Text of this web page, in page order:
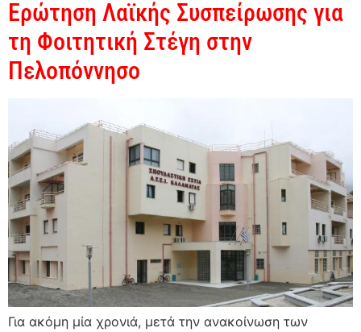
Ερώτηση Λαϊκής Συσπείρωσης για
τη Φοιτητική Στέγη στην
Πελοπόννησο
Για ακόμη μία χρονιά, μετά την ανακοίνωση των